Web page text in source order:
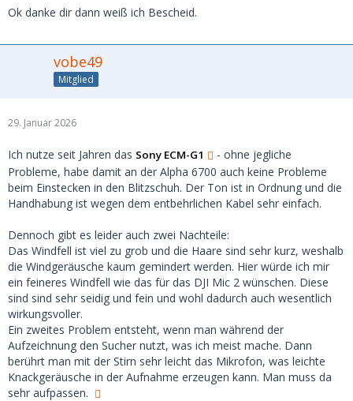
Ok danke dir dann weiß ich Bescheid.
vobe49
Mitglied
29. Januar 2026
Ich nutze seit Jahren das Sony ECM-G1
- ohne jegliche
Probleme, habe damit an der Alpha 6700 auch keine Probleme
beim Einstecken in den Blitzschuh. Der Ton ist in Ordnung und die
Handhabung ist wegen dem entbehrlichen Kabel sehr einfach.
Dennoch gibt es leider auch zwei Nachteile:
Das Windfell ist viel zu grob und die Haare sind sehr kurz, weshalb
die Windgeräusche kaum gemindert werden. Hier würde ich mir
ein feineres Windfell wie das für das DJI Mic 2 wünschen. Diese
sind sind sehr seidig und fein und wohl dadurch auch wesentlich
wirkungsvoller.
Ein zweites Problem entsteht, wenn man während der
Aufzeichnung den Sucher nutzt, was ich meist mache. Dann
berührt man mit der Stirn sehr leicht das Mikrofon, was leichte
Knackgeräusche in der Aufnahme erzeugen kann. Man muss da
sehr aufpassen.